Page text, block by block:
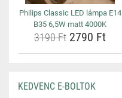
Philips Classic LED lámpa E14
B35 6,5W matt 4000K
3190 Ft 2790 Ft
KEDVENC E-BOLTOK